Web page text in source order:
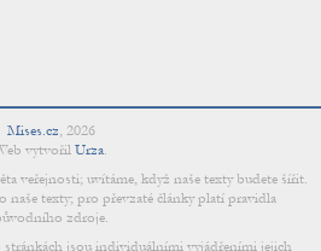
Mises.cz, 2026
vytvořil Urza.
veřejnosti; uvítáme, když naše texty budete šířit.
naše texty; pro převzaté články platí pravidla
zdroje.
jsou individuálními vyjádřeními jejich